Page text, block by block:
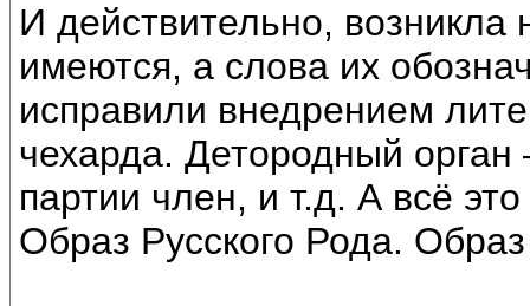
И действительно, возникла
имеются, а слова их
исправили внедрением
чехарда. Детородный орган
партии член, и т.д. А всё
Образ Русского Рода.